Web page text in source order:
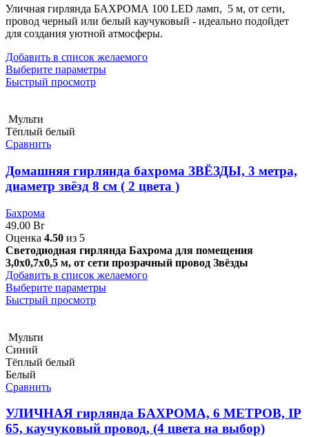
Уличная гирлянда БАХРОМА 100 LED ламп, 5 м, от сети,
провод черный или белый каучуковый - идеально подойдет
для создания уютной атмосферы.
Добавить в список желаемого
Выберите параметры
Быстрый просмотр
Мульти
Тёплый белый
Сравнить
Домашняя гирлянда бахрома ЗВЁЗДЫ, 3 метра,
диаметр звёзд 8 см ( 2 цвета )
Бахрома
49.00 Br
Оценка 4.50 из 5
Светодиодная гирлянда Бахрома для помещения
3,0х0,7х0,5 м, от сети прозрачный провод Звёзды
Добавить в список желаемого
Выберите параметры
Быстрый просмотр
Мульти
Синий
Тёплый белый
Белый
Сравнить
УЛИЧНАЯ гирлянда БАХРОМА, 6 МЕТРОВ, IP
65, каучуковый провод, (4 цвета на выбор)